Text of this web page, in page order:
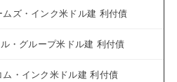
ズ・インク米ドル建 利付債
・グループ米ドル建 利付債
・インク米ドル建 利付債